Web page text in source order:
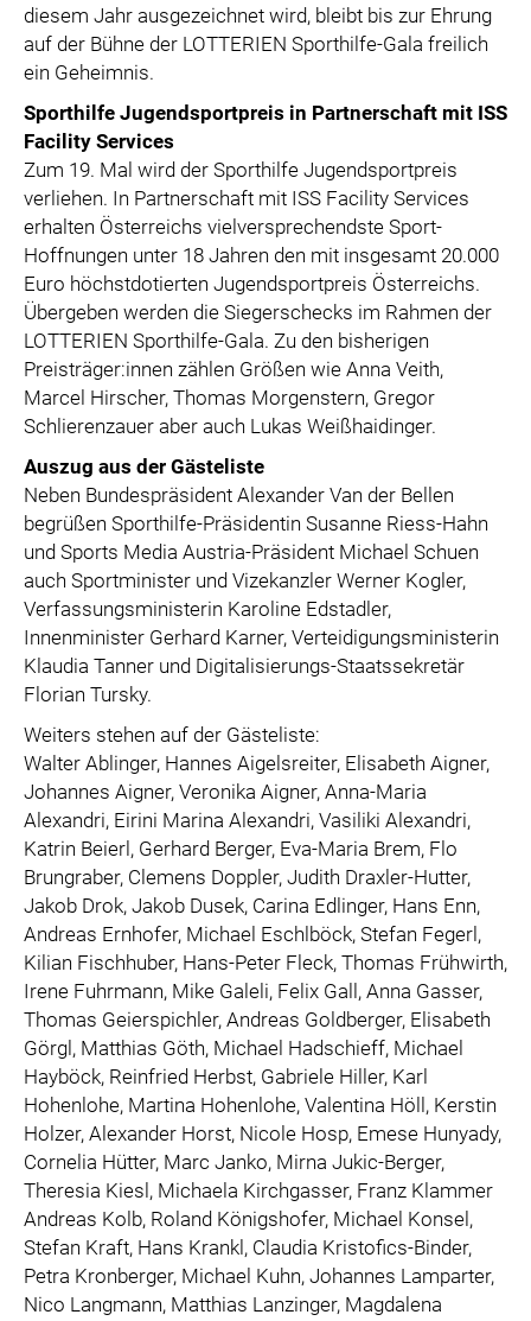
diesem Jahr ausgezeichnet wird, bleibt bis zur Ehrung
auf der Bühne der LOTTERIEN Sporthilfe-Gala freilich
ein Geheimnis.
Sporthilfe Jugendsportpreis in Partnerschaft mit ISS
Facility Services
Zum 19. Mal wird der Sporthilfe Jugendsportpreis
verliehen. In Partnerschaft mit ISS Facility Services
erhalten Österreichs vielversprechendste Sport-
Hoffnungen unter 18 Jahren den mit insgesamt 20.000
Euro höchstdotierten Jugendsportpreis Österreichs.
Übergeben werden die Siegerschecks im Rahmen der
LOTTERIEN Sporthilfe-Gala. Zu den bisherigen
Preisträger:innen zählen Größen wie Anna Veith,
Marcel Hirscher, Thomas Morgenstern, Gregor
Schlierenzauer aber auch Lukas Weißhaidinger.
Auszug aus der Gästeliste
Neben Bundespräsident Alexander Van der Bellen
begrüßen Sporthilfe-Präsidentin Susanne Riess-Hahn
und Sports Media Austria-Präsident Michael Schuen
auch Sportminister und Vizekanzler Werner Kogler,
Verfassungsministerin Karoline Edstadler,
Innenminister Gerhard Karner, Verteidigungsministerin
Klaudia Tanner und Digitalisierungs-Staatssekretär
Florian Tursky.
Weiters stehen auf der Gästeliste:
Walter Ablinger, Hannes Aigelsreiter, Elisabeth Aigner,
Johannes Aigner, Veronika Aigner, Anna-Maria
Alexandri, Eirini Marina Alexandri, Vasiliki Alexandri,
Katrin Beierl, Gerhard Berger, Eva-Maria Brem, Flo
Brungraber, Clemens Doppler, Judith Draxler-Hutter,
Jakob Drok, Jakob Dusek, Carina Edlinger, Hans Enn,
Andreas Ernhofer, Michael Eschlböck, Stefan Fegerl,
Kilian Fischhuber, Hans-Peter Fleck, Thomas Frühwirth,
Irene Fuhrmann, Mike Galeli, Felix Gall, Anna Gasser,
Thomas Geierspichler, Andreas Goldberger, Elisabeth
Görgl, Matthias Göth, Michael Hadschieff, Michael
Hayböck, Reinfried Herbst, Gabriele Hiller, Karl
Hohenlohe, Martina Hohenlohe, Valentina Höll, Kerstin
Holzer, Alexander Horst, Nicole Hosp, Emese Hunyady,
Cornelia Hütter, Marc Janko, Mirna Jukic-Berger,
Theresia Kiesl, Michaela Kirchgasser, Franz Klammer
Andreas Kolb, Roland Königshofer, Michael Konsel,
Stefan Kraft, Hans Krankl, Claudia Kristofics-Binder,
Petra Kronberger, Michael Kuhn, Johannes Lamparter,
Nico Langmann, Matthias Lanzinger, Magdalena